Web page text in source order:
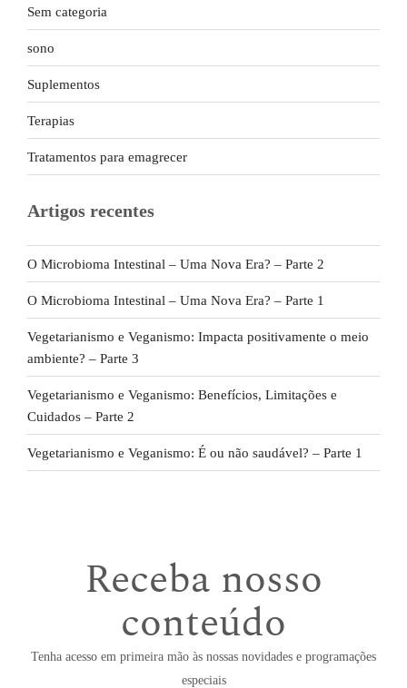
Sem categoria
sono
Suplementos
Terapias
Tratamentos para emagrecer
Artigos recentes
O Microbioma Intestinal – Uma Nova Era? – Parte 2
O Microbioma Intestinal – Uma Nova Era? – Parte 1
Vegetarianismo e Veganismo: Impacta positivamente o meio
ambiente? – Parte 3
Vegetarianismo e Veganismo: Benefícios, Limitações e
Cuidados – Parte 2
Vegetarianismo e Veganismo: É ou não saudável? – Parte 1
Receba nosso
conteúdo
Tenha acesso em primeira mão às nossas novidades e programações
especiais